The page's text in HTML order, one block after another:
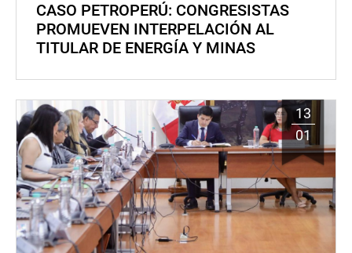
CASO PETROPERÚ: CONGRESISTAS
PROMUEVEN INTERPELACIÓN AL
TITULAR DE ENERGÍA Y MINAS
13
01